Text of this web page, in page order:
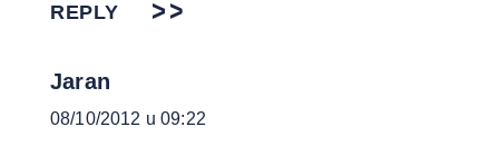
REPLY
Jaran
08/10/2012 u 09:22